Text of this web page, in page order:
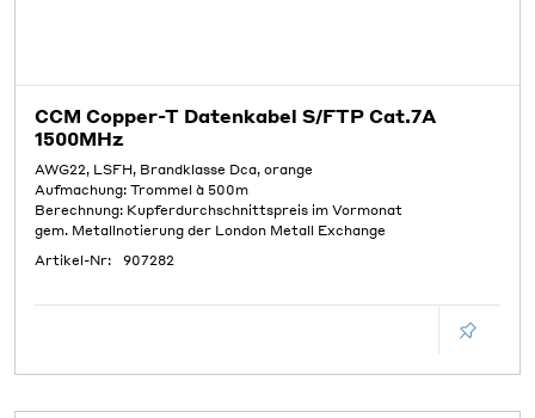
CCM Copper-T Datenkabel S/FTP Cat.7A
1500MHz
AWG22, LSFH, Brandklasse Dca, orange
Aufmachung: Trommel à 500m
Berechnung: Kupferdurchschnittspreis im Vormonat
gem. Metallnotierung der London Metall Exchange
Artikel-Nr:
907282